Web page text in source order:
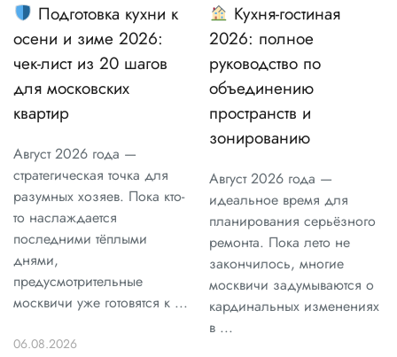
Подготовка кухни к
осени и зиме 2026:
чек-лист из 20 шагов
для московских
квартир
Август 2026 года —
стратегическая точка для
разумных хозяев. Пока кто-
то наслаждается
последними тёплыми
днями,
предусмотрительные
москвичи уже готовятся к ...
06.08.2026
Кухня-гостиная
2026: полное
руководство по
объединению
пространств и
зонированию
Август 2026 года —
идеальное время для
планирования серьёзного
ремонта. Пока лето не
закончилось, многие
москвичи задумываются о
кардинальных изменениях
в ...